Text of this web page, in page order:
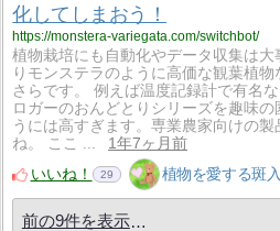
化してしまおう！
https://monstera-variegata.com/switchbot/
植物栽培にも自動化やデータ収集は大
りモンステラのように高価な観葉植物
さらです。 例えば温度記録計で有名
ロガーのおんどとりシリーズを趣味の
うには高すぎます。専業農家向けの製
ね。 ここ ...
1年7ヶ月前
いいね！
29 植物を愛する斑
前の9件を表示